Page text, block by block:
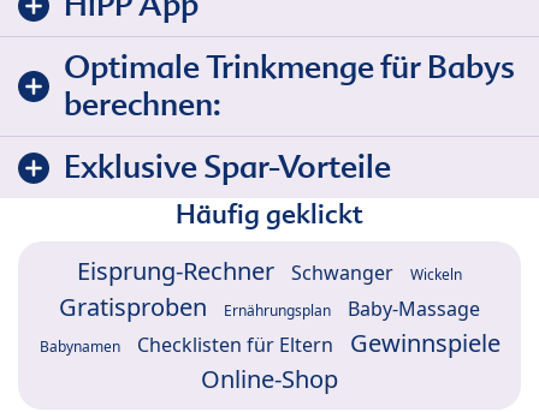
Optimale Trinkmenge für Babys
berechnen:
Exklusive Spar-Vorteile
Häufig geklickt
Eisprung-Rechner Schwanger Wickeln
Gratisproben Ernährungsplan Baby-Massage
Babynamen Checklisten für Eltern
Gewinnspiele
Online-Shop